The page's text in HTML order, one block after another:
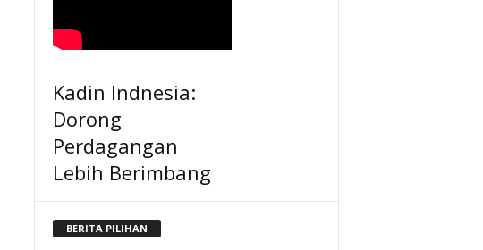
Kadin Indnesia:
Dorong
Perdagangan
Lebih Berimbang
BERITA PILIHAN